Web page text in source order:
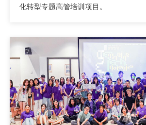
化转型专题高管培训项目。